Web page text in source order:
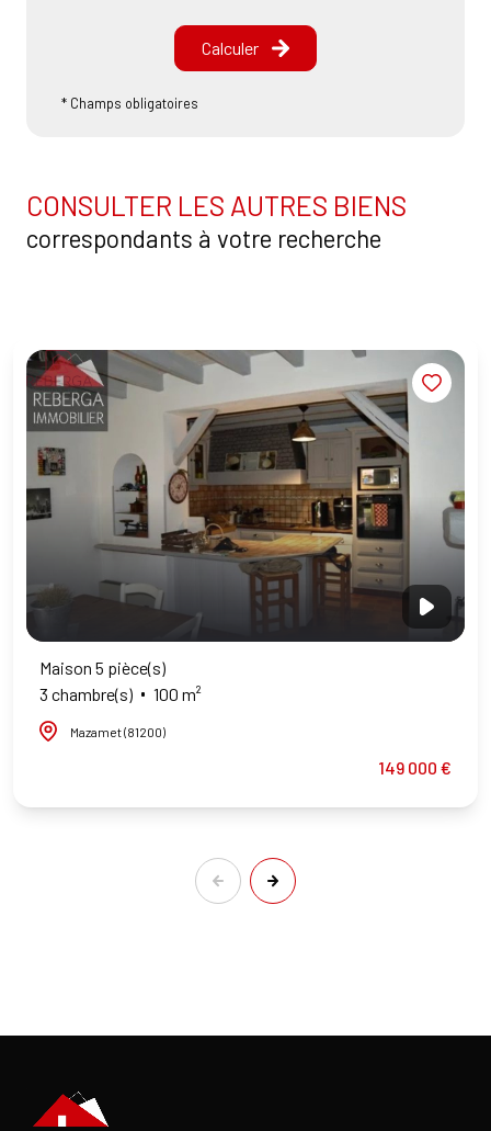
Calculer
* Champs obligatoires
CONSULTER LES AUTRES BIENS
correspondants à votre recherche
Maison 5 pièce(s)
3 chambre(s)
100 m²
Mazamet (81200)
149 000 €